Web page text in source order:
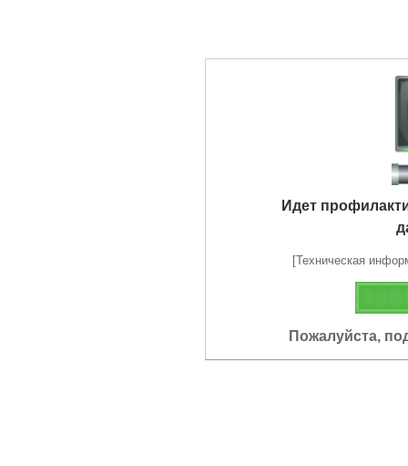
Идет
[Техническая
Пожалуйста,